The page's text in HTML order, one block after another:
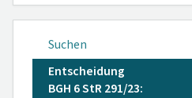
Suchen
Entscheidung
BGH 6 StR 291/23: